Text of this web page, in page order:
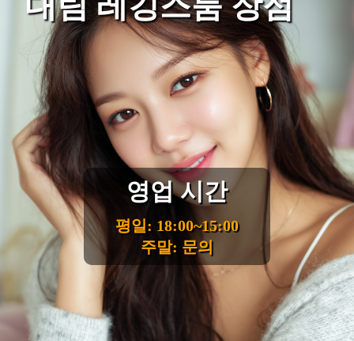
영업 시간
평일: 18:00~15:00
주말: 문의